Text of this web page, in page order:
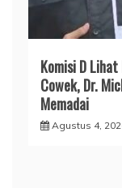
Komisi D
Cowek, Dr.
Memadai
Agustus 4,